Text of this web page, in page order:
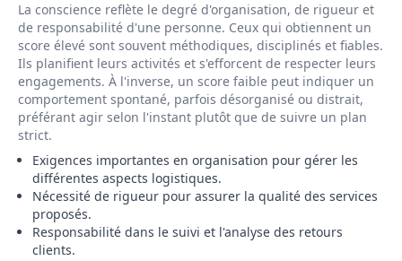
La conscience reflète le degré d'organisation, de rigueur et
de responsabilité d'une personne. Ceux qui obtiennent un
score élevé sont souvent méthodiques, disciplinés et fiables.
Ils planifient leurs activités et s'efforcent de respecter leurs
engagements. À l'inverse, un score faible peut indiquer un
comportement spontané, parfois désorganisé ou distrait,
préférant agir selon l'instant plutôt que de suivre un plan
strict.
Exigences importantes en organisation pour gérer les
différentes aspects logistiques.
Nécessité de rigueur pour assurer la qualité des services
proposés.
Responsabilité dans le suivi et l'analyse des retours
clients.